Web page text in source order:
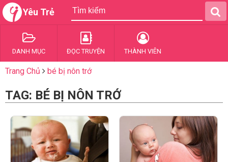
Yêu Trẻ
DANH MỤC ĐỌC TRUYỆN THÀNH VIÊN
Trang Chủ bé bị nôn trớ
TAG: BÉ BỊ NÔN TRỚ